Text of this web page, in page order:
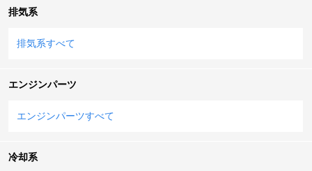
排気系
排気系すべて
エンジンパーツ
エンジンパーツすべて
冷却系